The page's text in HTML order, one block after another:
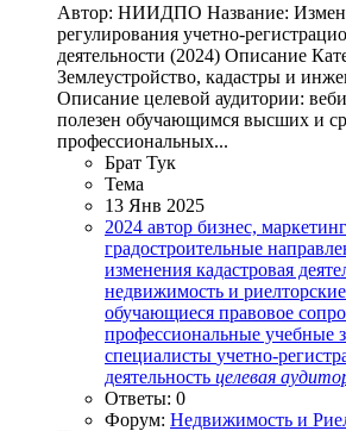
Автор: НИИДПО Название:
регулирования учетно-
деятельности (2024) Описание
Землеустройство, кадастры и
Описание целевой аудитории:
полезен обучающимся высших и
профессиональных...
Брат Тук
Тема
13 Янв 2025
2024 автор бизнес,
градостроительные
изменения кадастровая
недвижимость и
обучающиеся правовое
профессиональные учебные
специалисты учетно-
деятельность целевая
Ответы: 0
Форум: Недвижимость и